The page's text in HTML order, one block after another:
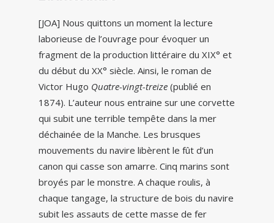
[JOA] Nous quittons un moment la lecture
laborieuse de l’ouvrage pour évoquer un
fragment de la production littéraire du XIX° et
du début du XX° siècle. Ainsi, le roman de
Victor Hugo Quatre-vingt-treize (publié en
1874). L’auteur nous entraine sur une corvette
qui subit une terrible tempête dans la mer
déchainée de la Manche. Les brusques
mouvements du navire libèrent le fût d’un
canon qui casse son amarre. Cinq marins sont
broyés par le monstre. A chaque roulis, à
chaque tangage, la structure de bois du navire
subit les assauts de cette masse de fer